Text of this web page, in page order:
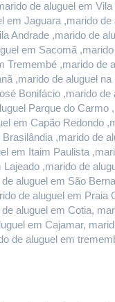
de aluguel em
em Jaguara ,marido
Andrade ,marido de
em Sacomã
Tremembé ,marido
,marido de aluguel
Bonifácio ,marido
Parque do
em Capão Redondo
,marido de
em Itaim Paulista
,marido de
aluguel em São
de aluguel em
aluguel em Cotia,
em Cajamar,
de aluguel em